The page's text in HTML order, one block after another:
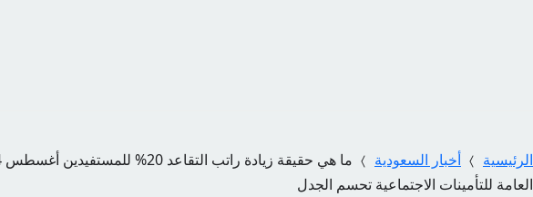
الرئيسية أخبار السعودية
العامة للتأمينات الاجتماعية تحسم الجدل